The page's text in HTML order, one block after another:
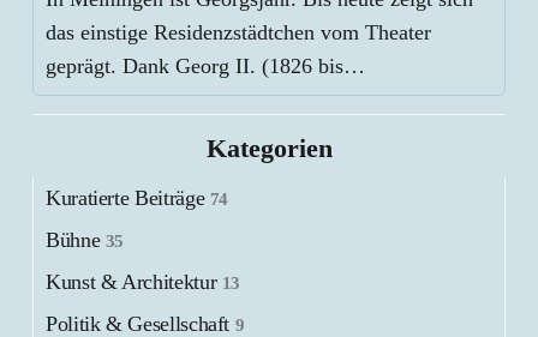
das einstige Residenzstädtchen vom Theater
geprägt. Dank Georg II. (1826 bis…
Kategorien
Kuratierte Beiträge 74
Bühne 35
Kunst & Architektur 13
Politik & Gesellschaft 9